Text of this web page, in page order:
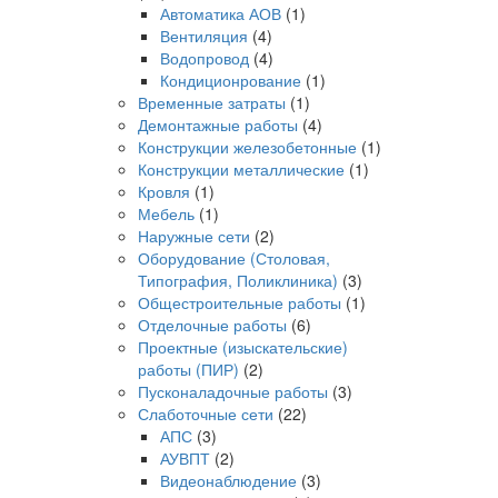
Автоматика АОВ(1)
Вентиляция (4)
Водопровод(4)
Кондиционрование(1)
Временные затраты (1)
Демонтажные работы (4)
Конструкции железобетонные(1)
Конструкции металлические(1)
Кровля (1)
Мебель(1)
Наружные сети (2)
Оборудование (Столовая,
Типография, Поликлиника) (3)
Общестроительные работы (1)
Отделочные работы (6)
Проектные (изыскательские)
работы (ПИР) (2)
Пусконаладочные работы (3)
Слаботочные сети (22)
АПС(3)
АУВПТ(2)
Видеонаблюдение(3)